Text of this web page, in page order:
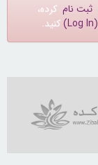
ثبت نام کرده،
(Log In) کنید.